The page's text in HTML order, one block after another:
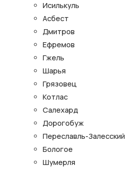
Исилькуль
Асбест
Дмитров
Ефремов
Гжель
Шарья
Грязовец
Котлас
Салехард
Дорогобуж
Переславль-Залесский
Бологое
Шумерля